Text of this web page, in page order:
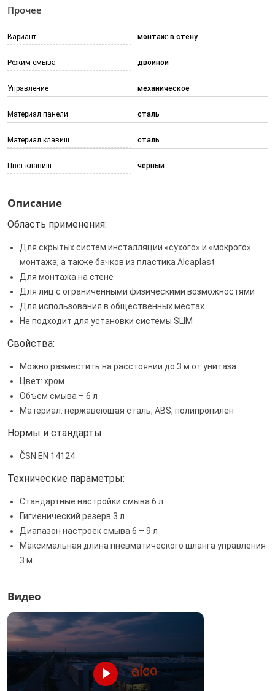
Прочее
Вариант монтаж: в стену
Режим смыва двойной
Управление механическое
Материал панели сталь
Материал клавиш сталь
Цвет клавиш черный
Описание
Область применения:
Для скрытых систем инсталляции «сухого» и «мокрого»
монтажа, а также бачков из пластика Alcaplast
Для монтажа на стене
Для лиц с ограниченными физическими возможностями
Для использования в общественных местах
Не подходит для установки системы SLIM
Свойства:
Можно разместить на расстоянии до 3 м от унитаза
Цвет: хром
Объем смыва – 6 л
Материал: нержавеющая сталь, ABS, полипропилен
Нормы и стандарты:
ČSN EN 14124
Технические параметры:
Стандартные настройки смыва 6 л
Гигиенический резерв 3 л
Диапазон настроек смыва 6 – 9 л
Максимальная длина пневматического шланга управления
3 м
Видео